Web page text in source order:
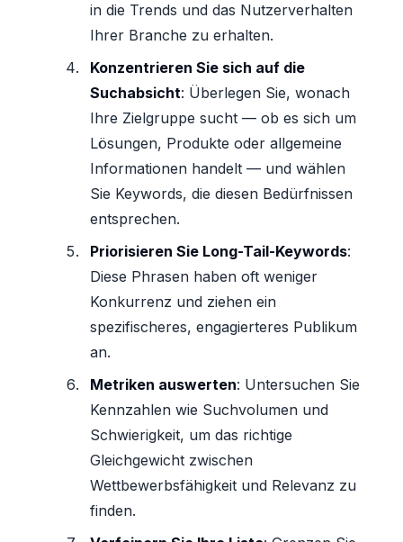
in die Trends und das Nutzerverhalten
Ihrer Branche zu erhalten.
Konzentrieren Sie sich auf die
Suchabsicht: Überlegen Sie, wonach
Ihre Zielgruppe sucht — ob es sich um
Lösungen, Produkte oder allgemeine
Informationen handelt — und wählen
Sie Keywords, die diesen Bedürfnissen
entsprechen.
Priorisieren Sie Long-Tail-Keywords:
Diese Phrasen haben oft weniger
Konkurrenz und ziehen ein
spezifischeres, engagierteres Publikum
an.
Metriken auswerten: Untersuchen Sie
Kennzahlen wie Suchvolumen und
Schwierigkeit, um das richtige
Gleichgewicht zwischen
Wettbewerbsfähigkeit und Relevanz zu
finden.